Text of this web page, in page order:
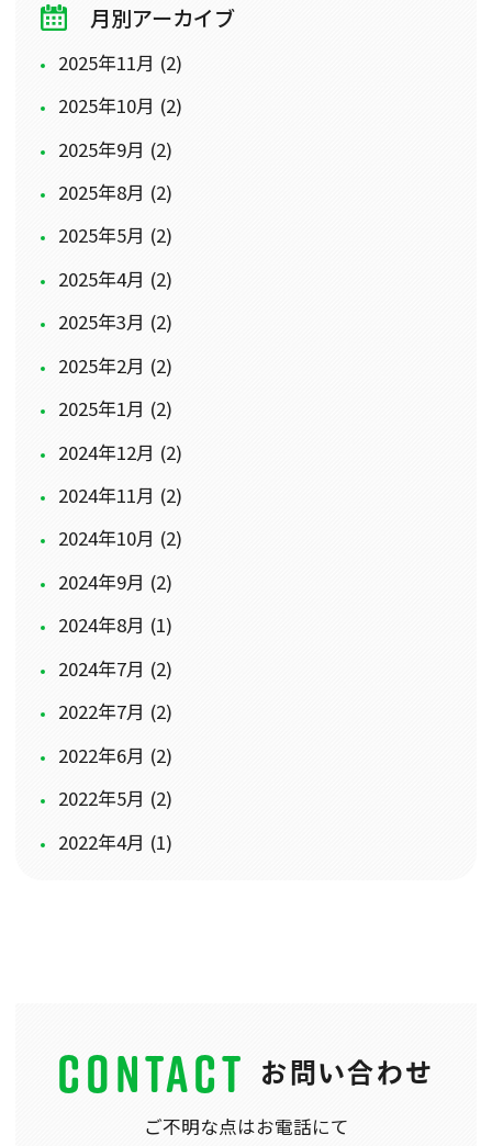
月別アーカイブ
2025年11月 (2)
2025年10月 (2)
2025年9月 (2)
2025年8月 (2)
2025年5月 (2)
2025年4月 (2)
2025年3月 (2)
2025年2月 (2)
2025年1月 (2)
2024年12月 (2)
2024年11月 (2)
2024年10月 (2)
2024年9月 (2)
2024年8月 (1)
2024年7月 (2)
2022年7月 (2)
2022年6月 (2)
2022年5月 (2)
2022年4月 (1)
CONTACT お問い合わせ
ご不明な点はお電話にて